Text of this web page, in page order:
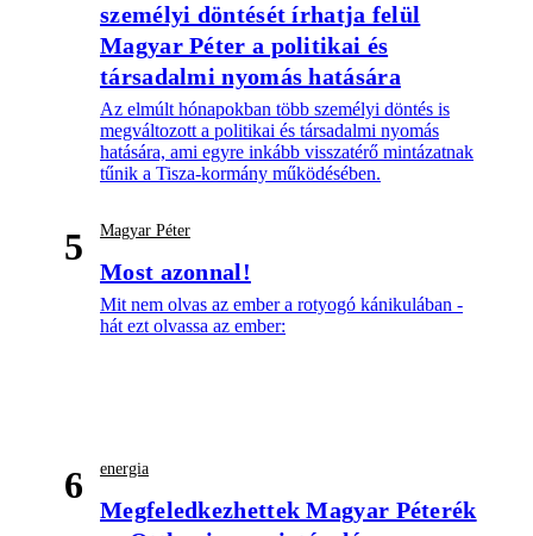
személyi döntését írhatja felül
Magyar Péter a politikai és
társadalmi nyomás hatására
Az elmúlt hónapokban több személyi döntés is
megváltozott a politikai és társadalmi nyomás
hatására, ami egyre inkább visszatérő mintázatnak
tűnik a Tisza-kormány működésében.
5 Magyar Péter
Most azonnal!
Mit nem olvas az ember a rotyogó kánikulában -
hát ezt olvassa az ember:
6 energia
Megfeledkezhettek Magyar Péterék